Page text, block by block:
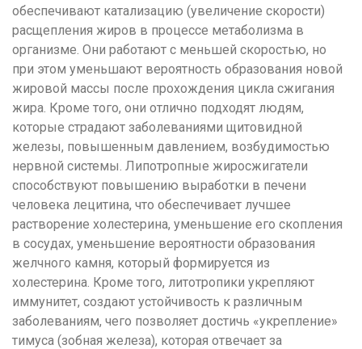
обеспечивают катализацию (увеличение скорости)
расщепления жиров в процессе метаболизма в
организме. Они работают с меньшей скоростью, но
при этом уменьшают вероятность образования новой
жировой массы после прохождения цикла сжигания
жира. Кроме того, они отлично подходят людям,
которые страдают заболеваниями щитовидной
железы, повышенным давлением, возбудимостью
нервной системы. Липотропные жиросжигатели
способствуют повышению выработки в печени
человека лецитина, что обеспечивает лучшее
растворение холестерина, уменьшение его скопления
в сосудах, уменьшение вероятности образования
желчного камня, который формируется из
холестерина. Кроме того, литотропики укрепляют
иммунитет, создают устойчивость к различным
заболеваниям, чего позволяет достичь «укрепление»
тимуса (зобная железа), которая отвечает за